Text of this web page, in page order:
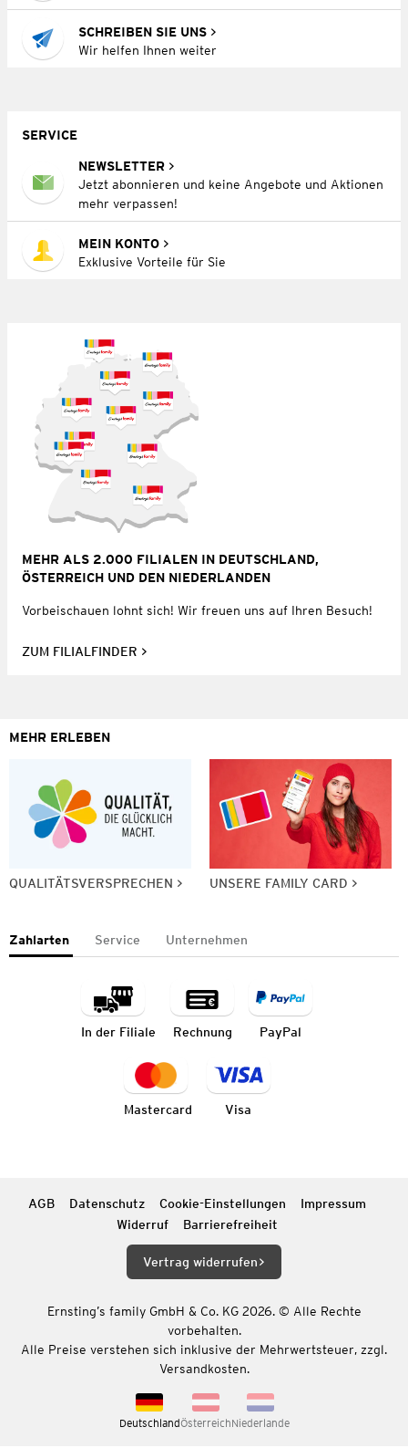
SCHREIBEN SIE UNS
Wir helfen Ihnen weiter
SERVICE
NEWSLETTER
Jetzt abonnieren und keine Angebote und Aktionen
mehr verpassen!
MEIN KONTO
Exklusive Vorteile für Sie
MEHR ALS 2.000 FILIALEN IN DEUTSCHLAND,
ÖSTERREICH UND DEN NIEDERLANDEN
Vorbeischauen lohnt sich! Wir freuen uns auf Ihren Besuch!
ZUM FILIALFINDER
MEHR ERLEBEN
QUALITÄTSVERSPRECHEN UNSERE FAMILY CARD
Zahlarten Service Unternehmen
In der Filiale Rechnung PayPal
Mastercard Visa
AGB Datenschutz Cookie-Einstellungen
Impressum
Widerruf
Barrierefreiheit
Vertrag widerrufen
Ernsting’s family GmbH & Co. KG 2026. © Alle Rechte
vorbehalten.
Alle Preise verstehen sich inklusive der Mehrwertsteuer, zzgl.
Versandkosten.
DeutschlandÖsterreichNiederlande